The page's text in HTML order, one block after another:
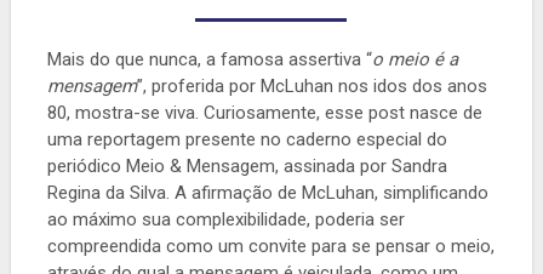
Mais do que nunca, a famosa assertiva “o meio é a
mensagem”, proferida por McLuhan nos idos dos anos
80, mostra-se viva. Curiosamente, esse post nasce de
uma reportagem presente no caderno especial do
periódico Meio & Mensagem, assinada por Sandra
Regina da Silva. A afirmação de McLuhan, simplificando
ao máximo sua complexibilidade, poderia ser
compreendida como um convite para se pensar o meio,